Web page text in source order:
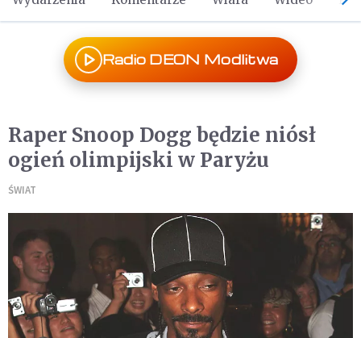
Radio DEON Modlitwa
Raper Snoop Dogg będzie niósł
ogień olimpijski w Paryżu
ŚWIAT